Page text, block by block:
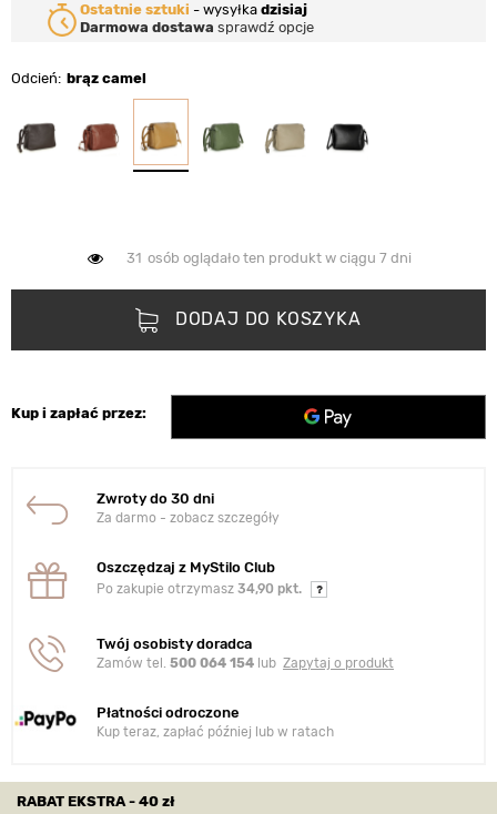
Ostatnie sztuki - wysyłka dzisiaj
Darmowa dostawa sprawdź opcje
Odcień brąz camel
31 osób oglądało ten produkt w ciągu 7 dni
DODAJ DO KOSZYKA
Kup i zapłać przez:
Zwroty do 30 dni
Za darmo - zobacz szczegóły
Oszczędzaj z MyStilo Club
Po zakupie otrzymasz 34,90 pkt.
Twój osobisty doradca
Zamów tel. 500 064 154 lub Zapytaj o produkt
Płatności odroczone
Kup teraz, zapłać później lub w ratach
RABAT EKSTRA - 40 zł